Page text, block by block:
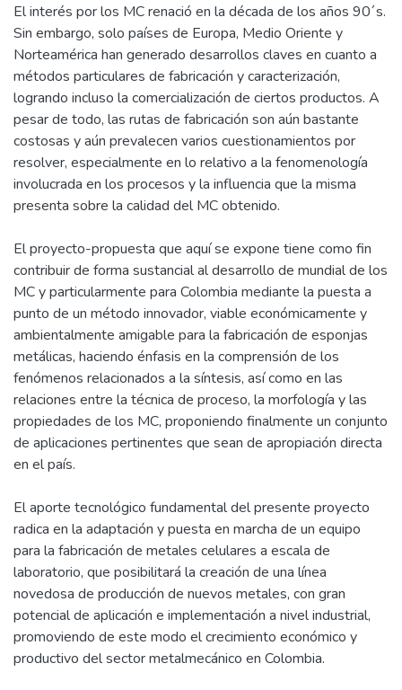
El interés por los MC renació en la década de los años 90´s.
Sin embargo, solo países de Europa, Medio Oriente y
Norteamérica han generado desarrollos claves en cuanto a
métodos particulares de fabricación y caracterización,
logrando incluso la comercialización de ciertos productos. A
pesar de todo, las rutas de fabricación son aún bastante
costosas y aún prevalecen varios cuestionamientos por
resolver, especialmente en lo relativo a la fenomenología
involucrada en los procesos y la influencia que la misma
presenta sobre la calidad del MC obtenido.
El proyecto-propuesta que aquí se expone tiene como fin
contribuir de forma sustancial al desarrollo de mundial de los
MC y particularmente para Colombia mediante la puesta a
punto de un método innovador, viable económicamente y
ambientalmente amigable para la fabricación de esponjas
metálicas, haciendo énfasis en la comprensión de los
fenómenos relacionados a la síntesis, así como en las
relaciones entre la técnica de proceso, la morfología y las
propiedades de los MC, proponiendo finalmente un conjunto
de aplicaciones pertinentes que sean de apropiación directa
en el país.
El aporte tecnológico fundamental del presente proyecto
radica en la adaptación y puesta en marcha de un equipo
para la fabricación de metales celulares a escala de
laboratorio, que posibilitará la creación de una línea
novedosa de producción de nuevos metales, con gran
potencial de aplicación e implementación a nivel industrial,
promoviendo de este modo el crecimiento económico y
productivo del sector metalmecánico en Colombia.